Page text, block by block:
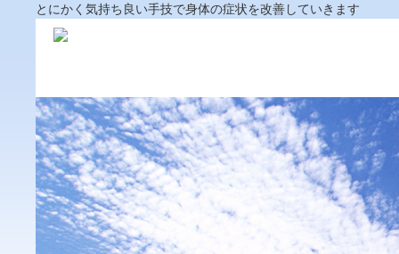
とにかく気持ち良い手技で身体の症状を改善していきます